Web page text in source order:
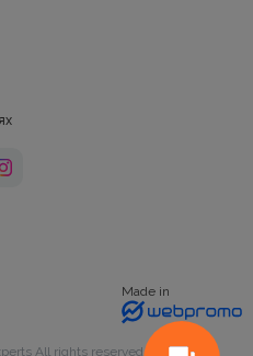
Made in
All rights reserved